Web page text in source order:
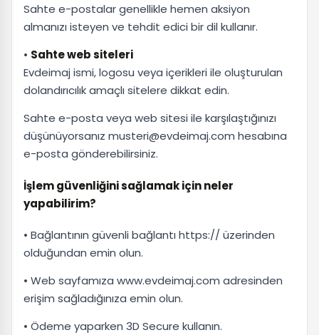
Sahte e-postalar genellikle hemen aksiyon
almanızı isteyen ve tehdit edici bir dil kullanır.
• Sahte web siteleri
Evdeimaj ismi, logosu veya içerikleri ile oluşturulan
dolandırıcılık amaçlı sitelere dikkat edin.
Sahte e-posta veya web sitesi ile karşılaştığınızı
düşünüyorsanız musteri@evdeimaj.com hesabına
e-posta gönderebilirsiniz.
İşlem güvenliğini sağlamak için neler
yapabilirim?
• Bağlantının güvenli bağlantı https:// üzerinden
olduğundan emin olun.
• Web sayfamıza www.evdeimaj.com adresinden
erişim sağladığınıza emin olun.
• Ödeme yaparken 3D Secure kullanın.